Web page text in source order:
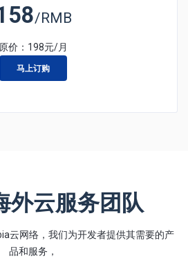
/RMB
原价： 198元/月
马上订购
外云服务团队
云网络，我们为开发者提供其需要的产
品和服务，